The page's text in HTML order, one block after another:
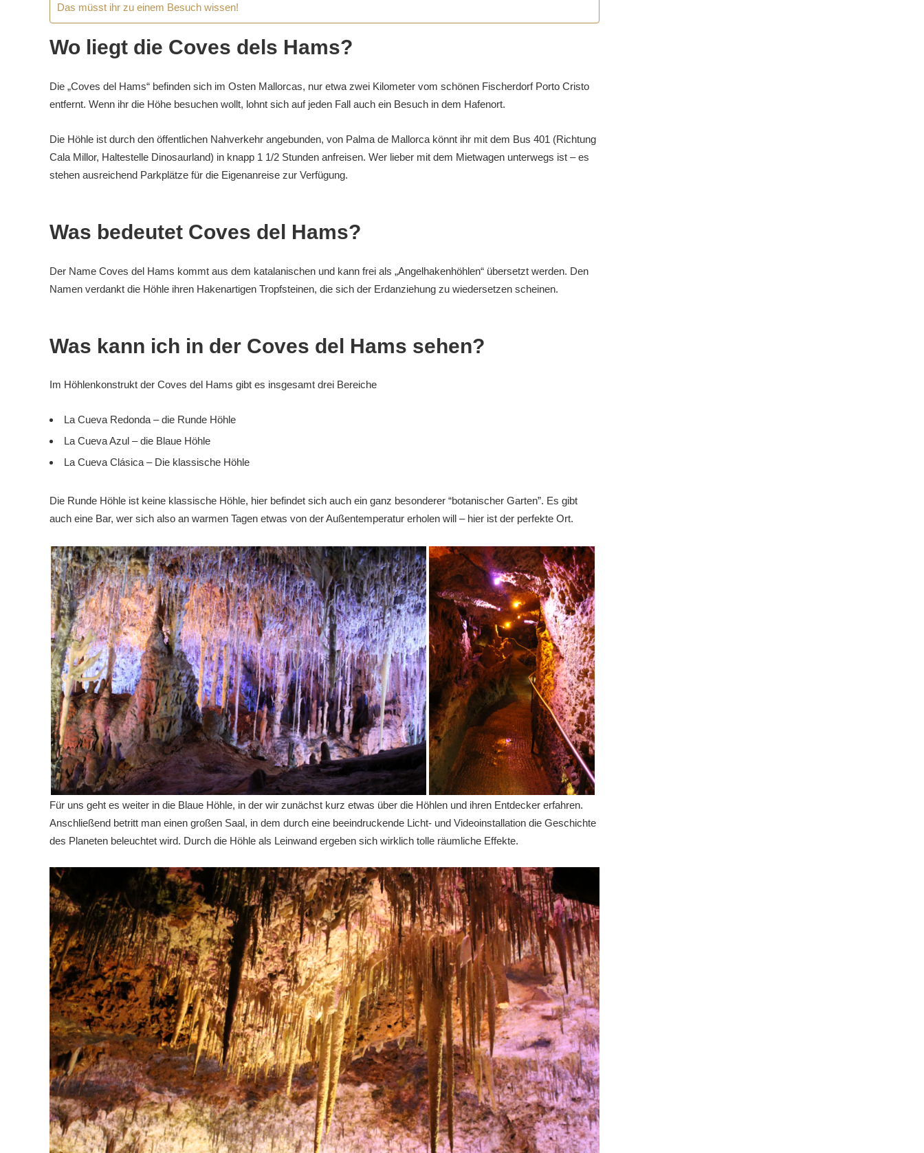
Das müsst ihr zu einem Besuch wissen!
Wo liegt die Coves dels Hams?
Die „Coves del Hams“ befinden sich im Osten Mallorcas, nur etwa zwei Kilometer vom schönen Fischerdorf Porto Cristo
entfernt. Wenn ihr die Höhe besuchen wollt, lohnt sich auf jeden Fall auch ein Besuch in dem Hafenort.
Die Höhle ist durch den öffentlichen Nahverkehr angebunden, von Palma de Mallorca könnt ihr mit dem Bus 401 (Richtung
Cala Millor, Haltestelle Dinosaurland) in knapp 1 1/2 Stunden anfreisen. Wer lieber mit dem Mietwagen unterwegs ist – es
stehen ausreichend Parkplätze für die Eigenanreise zur Verfügung.
Was bedeutet Coves del Hams?
Der Name Coves del Hams kommt aus dem katalanischen und kann frei als „Angelhakenhöhlen“ übersetzt werden. Den
Namen verdankt die Höhle ihren Hakenartigen Tropfsteinen, die sich der Erdanziehung zu wiedersetzen scheinen.
Was kann ich in der Coves del Hams sehen?
Im Höhlenkonstrukt der Coves del Hams gibt es insgesamt drei Bereiche
La Cueva Redonda – die Runde Höhle
La Cueva Azul – die Blaue Höhle
La Cueva Clásica – Die klassische Höhle
Die Runde Höhle ist keine klassische Höhle, hier befindet sich auch ein ganz besonderer “botanischer Garten”. Es gibt
auch eine Bar, wer sich also an warmen Tagen etwas von der Außentemperatur erholen will – hier ist der perfekte Ort.
Für uns geht es weiter in die Blaue Höhle, in der wir zunächst kurz etwas über die Höhlen und ihren Entdecker erfahren.
Anschließend betritt man einen großen Saal, in dem durch eine beeindruckende Licht- und Videoinstallation die Geschichte
des Planeten beleuchtet wird. Durch die Höhle als Leinwand ergeben sich wirklich tolle räumliche Effekte.